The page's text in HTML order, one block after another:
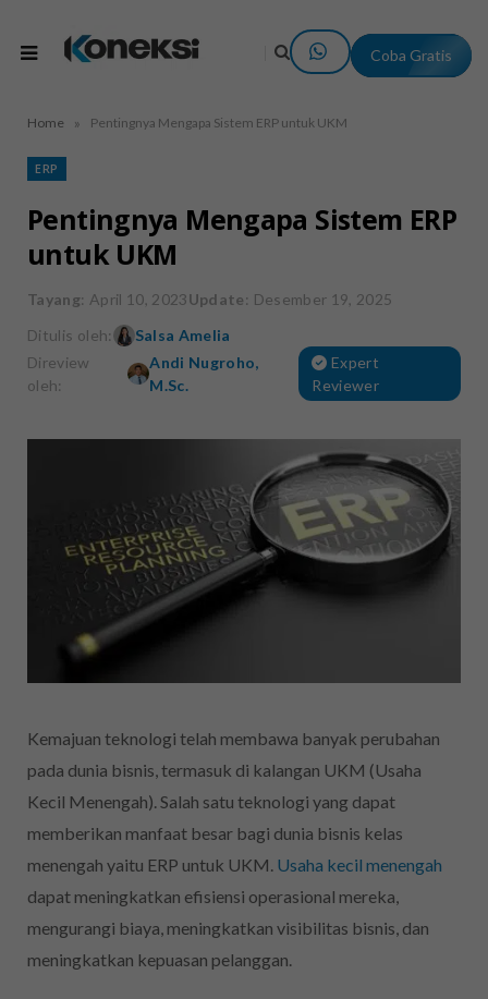
Coba Gratis
Home » Pentingnya Mengapa Sistem ERP untuk UKM
ERP
Pentingnya Mengapa Sistem ERP
untuk UKM
Tayang: April 10, 2023Update: Desember 19, 2025
Ditulis oleh:
Salsa Amelia
Direview
oleh:
Andi Nugroho,
M.Sc.
Expert
Reviewer
Kemajuan teknologi telah membawa banyak perubahan
pada dunia bisnis, termasuk di kalangan UKM (Usaha
Kecil Menengah). Salah satu teknologi yang dapat
memberikan manfaat besar bagi dunia bisnis kelas
menengah yaitu ERP untuk UKM. Usaha kecil menengah
dapat meningkatkan efisiensi operasional mereka,
mengurangi biaya, meningkatkan visibilitas bisnis, dan
meningkatkan kepuasan pelanggan.